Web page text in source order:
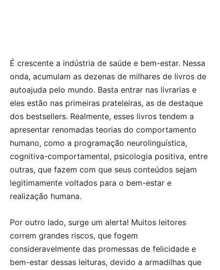
É crescente a indústria de saúde e bem-estar. Nessa
onda, acumulam as dezenas de milhares de livros de
autoajuda pelo mundo. Basta entrar nas livrarias e
eles estão nas primeiras prateleiras, as de destaque
dos bestsellers. Realmente, esses livros tendem a
apresentar renomadas teorias do comportamento
humano, como a programação neurolinguística,
cognitiva-comportamental, psicologia positiva, entre
outras, que fazem com que seus conteúdos sejam
legitimamente voltados para o bem-estar e
realização humana.
Por outro lado, surge um alerta! Muitos leitores
correm grandes riscos, que fogem
consideravelmente das promessas de felicidade e
bem-estar dessas leituras, devido a armadilhas que